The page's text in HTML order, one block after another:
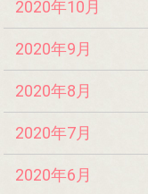
2020年10月
2020年9月
2020年8月
2020年7月
2020年6月